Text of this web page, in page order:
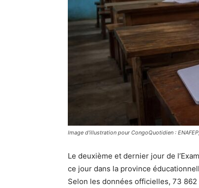
Image d'illustration pour CongoQuotidien :
Le deuxième et dernier jour de
ce jour dans la province
Selon les données officielles, 73